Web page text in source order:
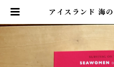
アイスランド 海
(訳) | 尾鷲市九